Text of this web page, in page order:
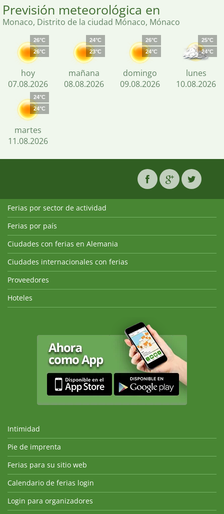
Previsión meteorológica en
Monaco, Distrito de la ciudad Mónaco, Mónaco
26°C
26°C
hoy
07.08.2026
24°C
23°C
mañana
08.08.2026
26°C
24°C
domingo
09.08.2026
25°C
24°C
lunes
10.08.2026
24°C
24°C
martes
11.08.2026
Ferias por sector de actividad
Ferias por país
Ciudades con ferias en Alemania
Ciudades internacionales con ferias
Proveedores
Hoteles
Intimidad
Pie de imprenta
Ferias para su sitio web
Calendario de ferias login
Login para organizadores